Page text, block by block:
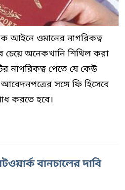
ওমানের নাগরিকত্ব
চেয়ে অনেকখানি শিথিল করা
নাগরিকত্ব পেতে যে কেউ
সঙ্গে ফি হিসেবে
করতে হবে।
বানচালের দাবি